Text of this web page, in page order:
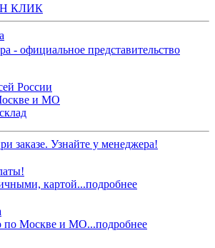
КЛИК
- официальное представительство
России
и МО
заказе. Узнайте у менеджера!
картой...подробнее
по Москве и МО...подробнее